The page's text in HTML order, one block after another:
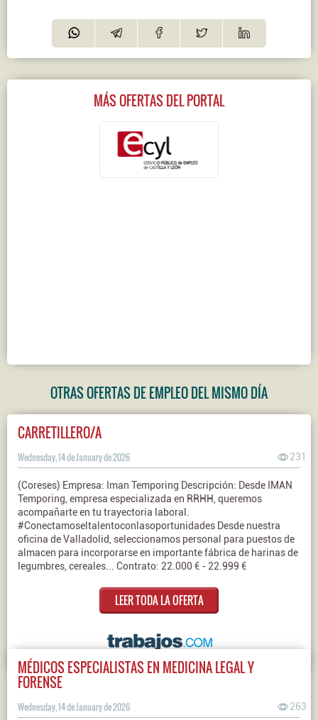
MÁS OFERTAS DEL PORTAL
OTRAS OFERTAS DE EMPLEO DEL MISMO DÍA
CARRETILLERO/A
Wednesday, 14 de January de 2026 231
(Coreses) Empresa: Iman Temporing Descripción: Desde IMAN
Temporing, empresa especializada en RRHH, queremos
acompañarte en tu trayectoria laboral.
#Conectamoseltalentoconlasoportunidades Desde nuestra
oficina de Valladolid, seleccionamos personal para puestos de
almacen para incorporarse en importante fábrica de harinas de
legumbres, cereales... Contrato: 22.000 € - 22.999 €
LEER TODA LA OFERTA
MÉDICOS ESPECIALISTAS EN MEDICINA LEGAL Y
FORENSE
Wednesday, 14 de January de 2026 263